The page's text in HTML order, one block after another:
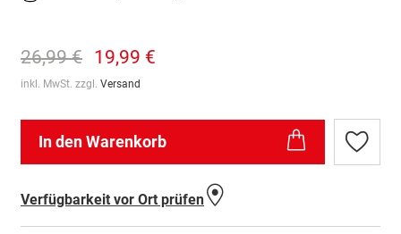
26,99 € 19,99 €
inkl. MwSt. zzgl. Versand
In den Warenkorb
Zur
Verfügbarkeit vor Ort prüfen